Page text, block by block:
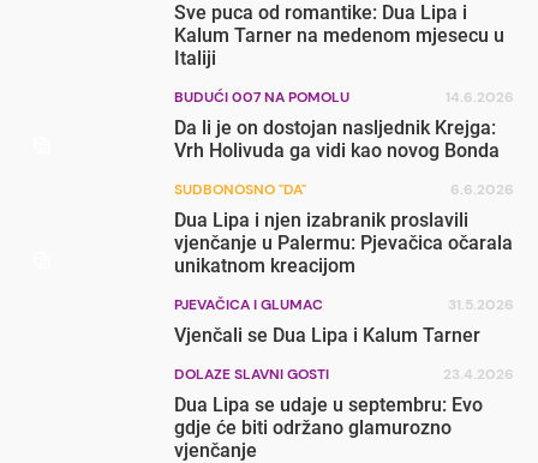
Sve puca od romantike: Dua Lipa i
Kalum Tarner na medenom mjesecu u
Italiji
BUDUĆI 007 NA POMOLU 14.6.2026
Da li je on dostojan nasljednik Krejga:
Vrh Holivuda ga vidi kao novog Bonda
SUDBONOSNO "DA" 6.6.2026
Dua Lipa i njen izabranik proslavili
vjenčanje u Palermu: Pjevačica očarala
unikatnom kreacijom
PJEVAČICA I GLUMAC 31.5.2026
Vjenčali se Dua Lipa i Kalum Tarner
DOLAZE SLAVNI GOSTI 23.4.2026
Dua Lipa se udaje u septembru: Evo
gdje će biti održano glamurozno
vjenčanje